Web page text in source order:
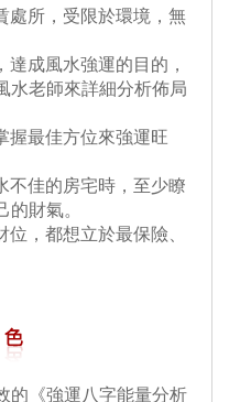
處所，受限於環境，無
成風水強運的目的，
水老師來詳細分析佈局
握最佳方位來強運旺
不佳的房宅時，至少瞭
財氣。
，都想立於最保險、
的《強運八字能量分析